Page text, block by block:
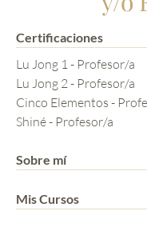
Certificaciones
Lu Jong 1 - Profesor/a
Lu Jong 2 - Profesor/a
Cinco Elementos -
Shiné - Profesor/a
Sobre mí
Mis Cursos